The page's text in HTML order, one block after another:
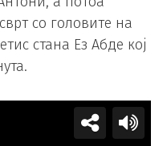
со головите на
стана Ез Абде кој